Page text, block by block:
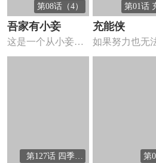
第08话（4）
吾家有小妾
这是一个从小妾荣
升为当家主母的奋
第01话
充能侠
如果努力也无
到的事，那有
第127话 四季之
第